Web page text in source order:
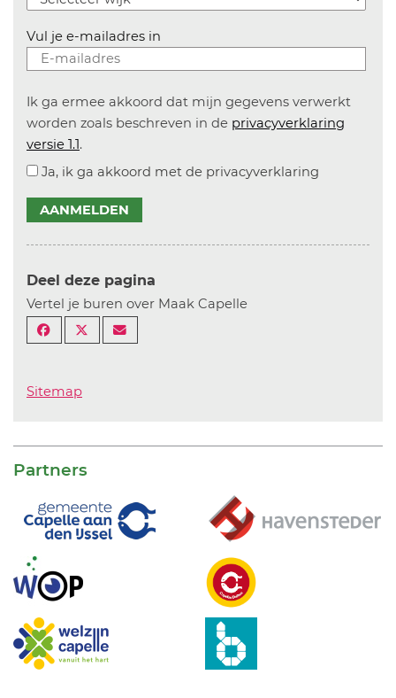
Vul je e-mailadres in
Ik ga ermee akkoord dat mijn gegevens verwerkt
worden zoals beschreven in de privacyverklaring
versie 1.1.
Ja, ik ga akkoord met de privacyverklaring
AANMELDEN
Deel deze pagina
Vertel je buren over Maak Capelle
Sitemap
Partners